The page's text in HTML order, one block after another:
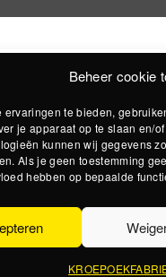
Beheer cookie
ervaringen te bieden,
je apparaat op te slaan en/
kunnen wij gegevens
Als je geen toestemming
hebben op bepaalde